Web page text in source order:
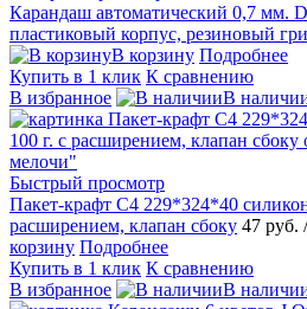
Карандаш автоматический 0,7 мм.
пластиковый корпус, резиновый
В корзину Подробнее
Купить в 1 клик К сравнению
В избранное
В
Быстрый просмотр
Пакет-крафт C4 229*324*40
расширением, клапан сбоку 47 руб.
корзину Подробнее
Купить в 1 клик К сравнению
В избранное
В